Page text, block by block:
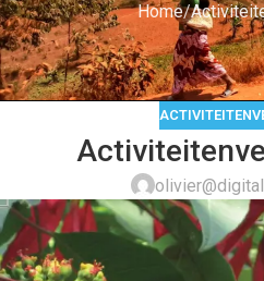
Home